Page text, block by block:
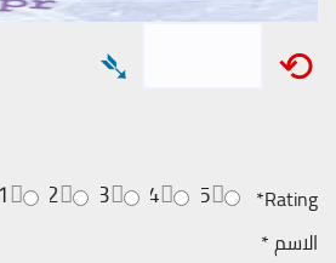
⟲
➴
Rating
*
5
4
3
2
1
الاسم*